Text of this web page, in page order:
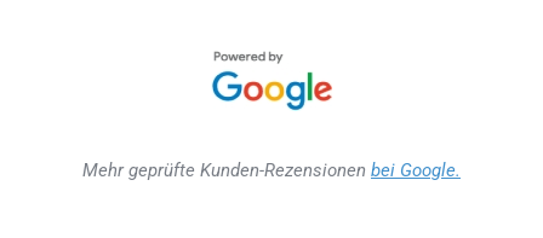
Mehr geprüfte Kunden-Rezensionen bei Google.